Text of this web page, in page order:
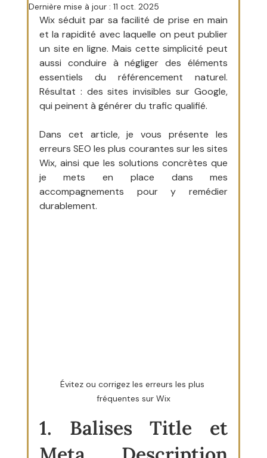
Dernière mise à jour : 11 oct. 2025
Wix séduit par sa facilité de prise en main
et la rapidité avec laquelle on peut publier
un site en ligne. Mais cette simplicité peut
aussi conduire à négliger des éléments
essentiels du référencement naturel.
Résultat : des sites invisibles sur Google,
qui peinent à générer du trafic qualifié.
Dans cet article, je vous présente les
erreurs SEO les plus courantes sur les sites
Wix, ainsi que les solutions concrètes que
je mets en place dans mes
accompagnements pour y remédier
durablement.
Évitez ou corrigez les erreurs les plus
fréquentes sur Wix
1. Balises Title et